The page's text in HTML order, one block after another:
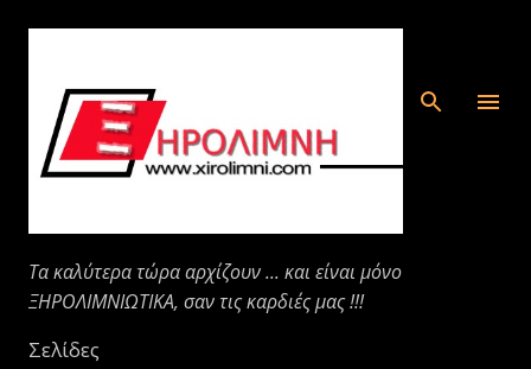
Μετάβαση στο κύριο περιεχόμενο
Τα καλύτερα τώρα αρχίζουν ... και είναι μόνο
ΞΗΡΟΛΙΜΝΙΩΤΙΚΑ, σαν τις καρδιές μας !!!
Σελίδες